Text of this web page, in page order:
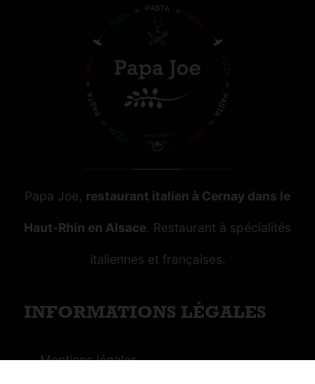
Papa Joe, restaurant italien à Cernay dans le
Haut-Rhin en Alsace. Restaurant à spécialités
italiennes et françaises.
INFORMATIONS LÉGALES
Mentions légales